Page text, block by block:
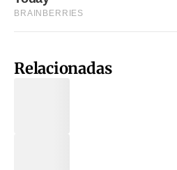
Relacionadas